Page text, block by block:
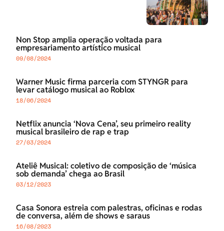
Non Stop amplia operação voltada para
empresariamento artístico musical
09/08/2024
Warner Music firma parceria com STYNGR para
levar catálogo musical ao Roblox
18/06/2024
Netflix anuncia ‘Nova Cena’, seu primeiro reality
musical brasileiro de rap e trap
27/03/2024
Ateliê Musical: coletivo de composição de ‘música
sob demanda’ chega ao Brasil
03/12/2023
Casa Sonora estreia com palestras, oficinas e rodas
de conversa, além de shows e saraus
16/08/2023